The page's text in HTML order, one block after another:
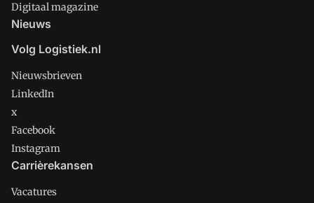
Digitaal magazine
Nieuws
Volg Logistiek.nl
Nieuwsbrieven
LinkedIn
x
Facebook
Instagram
Carrièrekansen
Vacatures